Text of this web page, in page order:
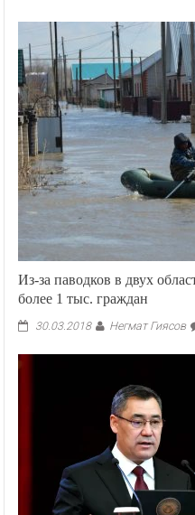
Из-за паводков в двух
более 1 тыс. граждан
30.03.2018 Негмат Гиясов